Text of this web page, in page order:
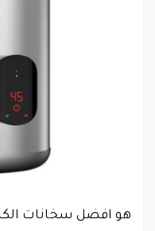
هو افضل سخانات